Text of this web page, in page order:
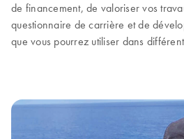
de financement, de valoriser vos
questionnaire de carrière et de
que vous pourrez utiliser dans